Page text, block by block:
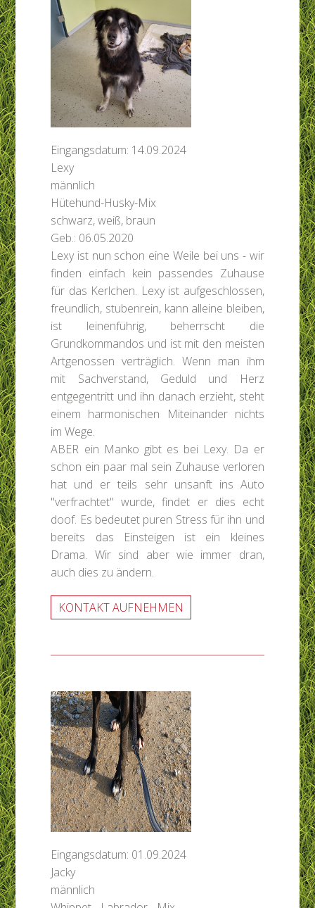
Eingangsdatum: 14.09.2024
Lexy
männlich
Hütehund-Husky-Mix
schwarz, weiß, braun
Geb.: 06.05.2020
Lexy ist nun schon eine Weile bei uns - wir
finden einfach kein passendes Zuhause
für das Kerlchen. Lexy ist aufgeschlossen,
freundlich, stubenrein, kann alleine bleiben,
ist leinenführig, beherrscht die
Grundkommandos und ist mit den meisten
Artgenossen verträglich. Wenn man ihm
mit Sachverstand, Geduld und Herz
entgegentritt und ihn danach erzieht, steht
einem harmonischen Miteinander nichts
im Wege.
ABER ein Manko gibt es bei Lexy. Da er
schon ein paar mal sein Zuhause verloren
hat und er teils sehr unsanft ins Auto
"verfrachtet" wurde, findet er dies echt
doof. Es bedeutet puren Stress für ihn und
bereits das Einsteigen ist ein kleines
Drama. Wir sind aber wie immer dran,
auch dies zu ändern.
KONTAKT AUFNEHMEN
Eingangsdatum: 01.09.2024
Jacky
männlich